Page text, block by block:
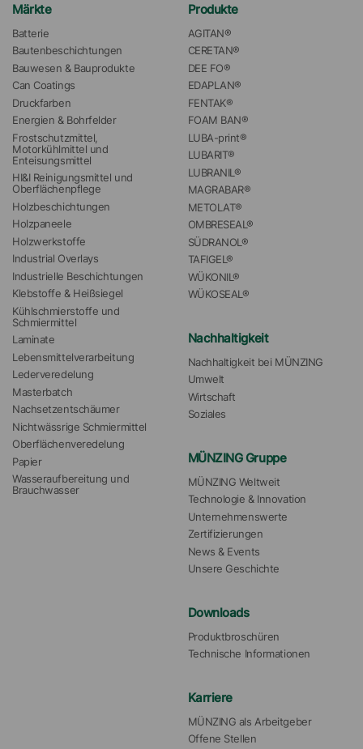
Märkte
Batterie
Bautenbeschichtungen
Bauwesen & Bauprodukte
Can Coatings
Druckfarben
Energien & Bohrfelder
Frostschutzmittel,
Motorkühlmittel und
Enteisungsmittel
HI&I Reinigungsmittel und
Oberflächenpflege
Holzbeschichtungen
Holzpaneele
Holzwerkstoffe
Industrial Overlays
Industrielle Beschichtungen
Klebstoffe & Heißsiegel
Kühlschmierstoffe und
Schmiermittel
Laminate
Lebensmittelverarbeitung
Lederveredelung
Masterbatch
Nachsetzentschäumer
Nichtwässrige Schmiermittel
Oberflächenveredelung
Papier
Wasseraufbereitung und
Brauchwasser
Produkte
AGITAN®
CERETAN®
DEE FO®
EDAPLAN®
FENTAK®
FOAM BAN®
LUBA-print®
LUBARIT®
LUBRANIL®
MAGRABAR®
METOLAT®
OMBRESEAL®
SÜDRANOL®
TAFIGEL®
WÜKONIL®
WÜKOSEAL®
Nachhaltigkeit
Nachhaltigkeit bei MÜNZING
Umwelt
Wirtschaft
Soziales
MÜNZING Gruppe
MÜNZING Weltweit
Technologie & Innovation
Unternehmenswerte
Zertifizierungen
News & Events
Unsere Geschichte
Downloads
Produktbroschüren
Technische Informationen
Karriere
MÜNZING als Arbeitgeber
Offene Stellen